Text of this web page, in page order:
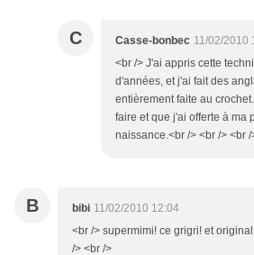
C Casse-bonbec 11/02/2010
<br /> J'ai appris cette
d'années, et j'ai fait des
entièrement faite au
faire et que j'ai offerte à ma
naissance.<br /> <br /> <br /
B bibi 11/02/2010 12:04
<br /> supermimi! ce grigri! et
/> <br />